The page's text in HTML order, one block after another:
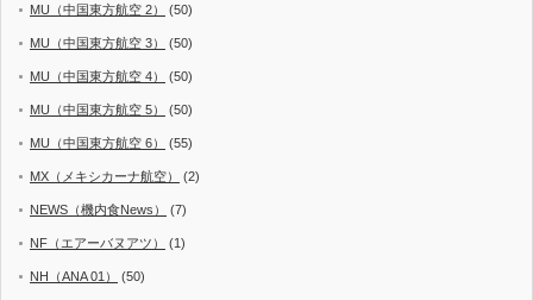
MU（中国東方航空 2） (50)
MU（中国東方航空 3） (50)
MU（中国東方航空 4） (50)
MU（中国東方航空 5） (50)
MU（中国東方航空 6） (55)
MX（メキシカーナ航空） (2)
NEWS（機内食News） (7)
NF（エアーバヌアツ） (1)
NH（ANA 01） (50)